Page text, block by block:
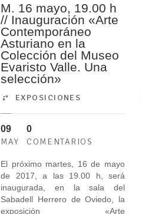
M. 16 mayo, 19.00 h
// Inauguración «Arte
Contemporáneo
Asturiano en la
Colección del Museo
Evaristo Valle. Una
selección»
EXPOSICIONES
09
MAY
0
COMENTARIOS
El próximo martes, 16 de mayo
de 2017, a las 19.00 h, será
inaugurada, en la sala del
Sabadell Herrero de Oviedo, la
exposición «Arte